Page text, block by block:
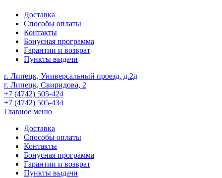
Доставка
Способы оплаты
Контакты
Бонусная программа
Гарантии и возврат
Пункты выдачи
г. Липецк, Универсальный проезд, д.2д
г. Липецк, Свиридова, 2
+7 (4742) 505-424
+7 (4742) 505-434
Главное меню
Доставка
Способы оплаты
Контакты
Бонусная программа
Гарантии и возврат
Пункты выдачи